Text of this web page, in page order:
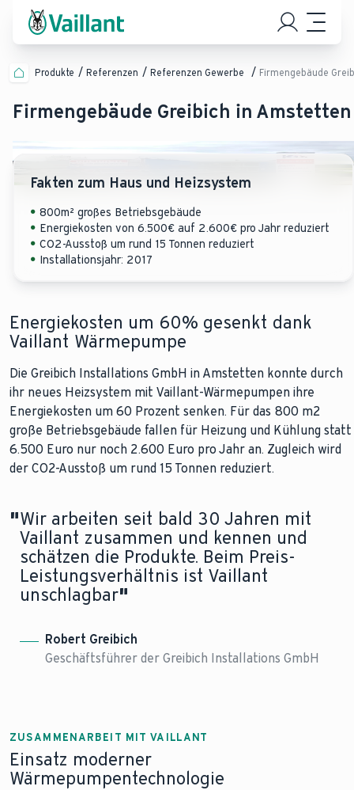
Produkte Referenzen Referenzen Gewerbe Firmengebäude
Firmengebäude Greibich in Amstetten
Fakten zum Haus und Heizsystem
800m² großes Betriebsgebäude
Energiekosten von 6.500€ auf 2.600€ pro Jahr reduziert
CO2-Ausstoß um rund 15 Tonnen reduziert
Installationsjahr: 2017
Energiekosten um 60% gesenkt dank
Vaillant Wärmepumpe
Die Greibich Installations GmbH in Amstetten konnte durch
ihr neues Heizsystem mit Vaillant-Wärmepumpen ihre
Energiekosten um 60 Prozent senken. Für das 800 m2
große Betriebsgebäude fallen für Heizung und Kühlung statt
6.500 Euro nur noch 2.600 Euro pro Jahr an. Zugleich wird
der CO2-Ausstoß um rund 15 Tonnen reduziert.
"Wir arbeiten seit bald 30 Jahren mit
Vaillant zusammen und kennen und
schätzen die Produkte. Beim Preis-
Leistungsverhältnis ist Vaillant
unschlagbar"
Robert Greibich
Geschäftsführer der Greibich Installations GmbH
ZUSAMMENARBEIT MIT VAILLANT
Einsatz moderner
Wärmepumpentechnologie